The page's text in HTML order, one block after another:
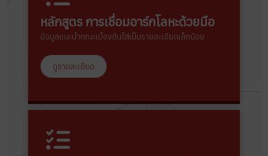
หลักสูตร การเชื่อมอาร์กโลหะด้วยมือ
ข้อมูลแนะนำคณะเบื้องต้นใส่เป็นรายละเอียดเล็กน้อย
ดูรายละเอียด